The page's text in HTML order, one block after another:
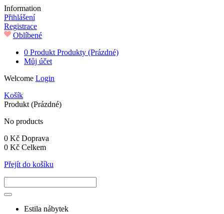
Information
Přihlášení
Registrace
Oblíbené
0 Produkt Produkty (Prázdné)
Můj účet
Welcome Login
Košík
Produkt (Prázdné)
No products
0 Kč Doprava
0 Kč Celkem
Přejít do košíku
Estila nábytek